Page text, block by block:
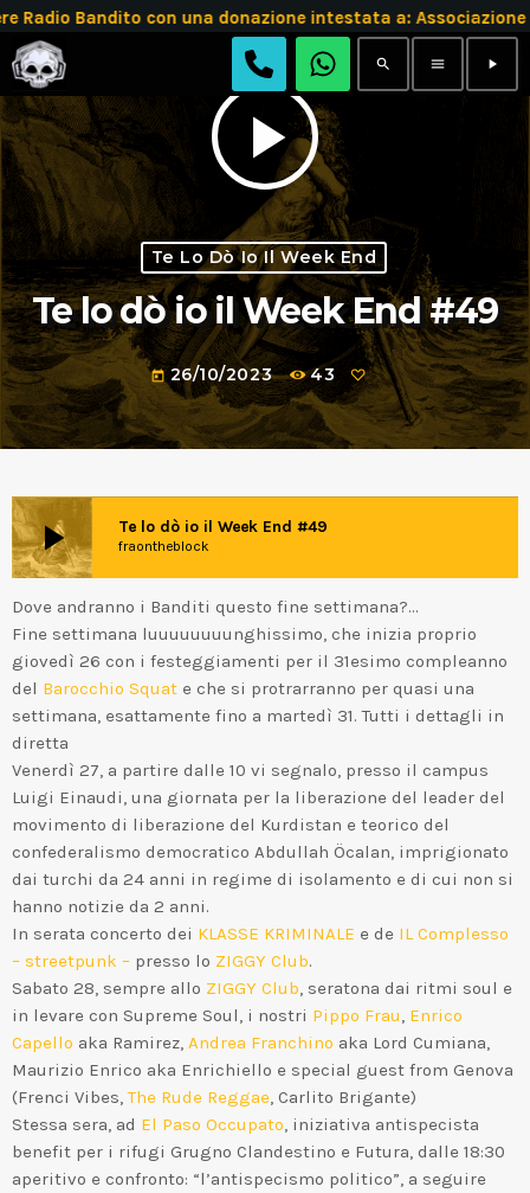
Radio Bandito con una donazione intestata a:
search menu play_arrow
play_arrow
Te Lo Dò Io Il Week End
Te lo dò io il Week End #49
today 26/10/2023 43
play_arrow Te lo dò io il Week End #49
fraontheblock
Dove andranno i Banditi questo fine settimana?…
Fine settimana luuuuuuuunghissimo, che inizia proprio
giovedì 26 con i festeggiamenti per il 31esimo compleanno
del Barocchio Squat e che si protrarranno per quasi una
settimana, esattamente fino a martedì 31. Tutti i dettagli in
diretta
Venerdì 27, a partire dalle 10 vi segnalo, presso il campus
Luigi Einaudi, una giornata per la liberazione del leader del
movimento di liberazione del Kurdistan e teorico del
confederalismo democratico Abdullah Öcalan, imprigionato
dai turchi da 24 anni in regime di isolamento e di cui non si
hanno notizie da 2 anni.
In serata concerto dei KLASSE KRIMINALE e de IL Complesso
– streetpunk – presso lo ZIGGY Club.
Sabato 28, sempre allo ZIGGY Club, seratona dai ritmi soul e
in levare con Supreme Soul, i nostri Pippo Frau, Enrico
Capello aka Ramirez, Andrea Franchino aka Lord Cumiana,
Maurizio Enrico aka Enrichiello e special guest from Genova
(Frenci Vibes,The Rude Reggae, Carlito Brigante)
Stessa sera, ad El Paso Occupato, iniziativa antispecista
benefit per i rifugi Grugno Clandestino e Futura, dalle 18:30
aperitivo e confronto: “l’antispecismo politico”, a seguire